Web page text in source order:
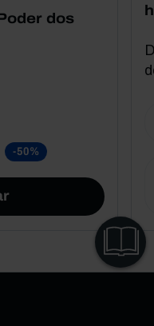
VER
CAPÍTULOS
dos
-50%